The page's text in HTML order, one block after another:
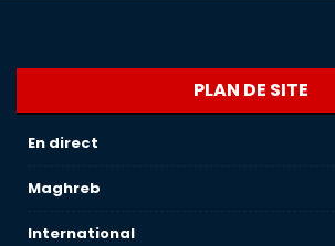
PLAN DE SITE
En direct
Maghreb
International